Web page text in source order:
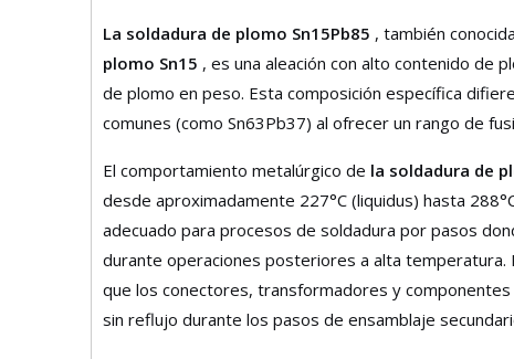
La soldadura de plomo Sn15Pb85 , también
plomo Sn15 , es una aleación con alto contenido de
de plomo en peso. Esta composición específica
comunes (como Sn63Pb37) al ofrecer un rango de
El comportamiento metalúrgico de la soldadura de
desde aproximadamente 227°C (liquidus) hasta
adecuado para procesos de soldadura por pasos
durante operaciones posteriores a alta temperatura.
que los conectores, transformadores y
sin reflujo durante los pasos de ensamblaje